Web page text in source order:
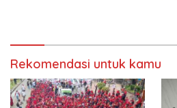
Rekomendasi untuk kamu